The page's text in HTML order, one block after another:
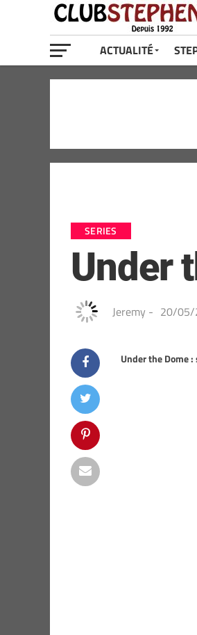
ACTUALITÉ
SERIES
Under
Jeremy - 20/05/
Under the Dome